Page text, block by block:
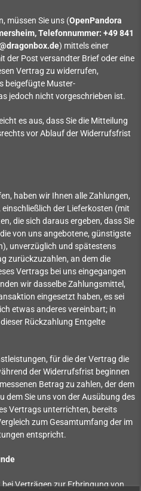
müssen Sie uns (OpenPandora
Telefonnummer: +49 841
) mittels einer
der Post versandter Brief oder eine
Vertrag zu widerrufen,
beigefügte Muster-
jedoch nicht vorgeschrieben ist.
es aus, dass Sie die Mitteilung
vor Ablauf der Widerrufsfrist
haben wir Ihnen alle Zahlungen,
der Lieferkosten (mit
die sich daraus ergeben, dass Sie
von uns angebotene, günstigste
unverzüglich und spätestens
zurückzuzahlen, an dem die
Vertrags bei uns eingegangen
wir dasselbe Zahlungsmittel,
eingesetzt haben, es sei
etwas anderes vereinbart; in
Rückzahlung Entgelte
für die der Vertrag die
der Widerrufsfrist beginnen
Betrag zu zahlen, der dem
dem Sie uns von der Ausübung des
Vertrags unterrichten, bereits
zum Gesamtumfang der im
entspricht.
Verträgen zur Erbringung von